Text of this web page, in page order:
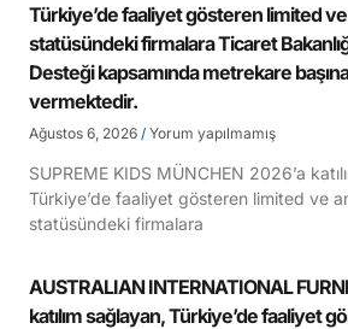
Türkiye’de faaliyet gösteren limited
statüsündeki firmalara Ticaret
Desteği kapsamında metrekare
vermektedir.
Ağustos 6, 2026 Yorum yapılmamış
SUPREME KIDS MÜNCHEN 2026’a
Türkiye’de faaliyet gösteren limited ve
statüsündeki firmalara
AUSTRALIAN INTERNATIONAL
katılım sağlayan, Türkiye’de faaliyet